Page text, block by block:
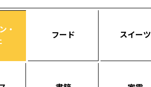
・
フード スイーツ